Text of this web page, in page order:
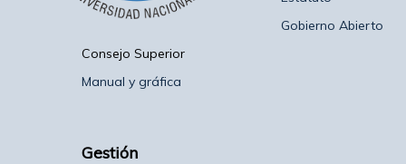
Gobierno Abierto
Consejo Superior
Manual y gráfica
Gestión